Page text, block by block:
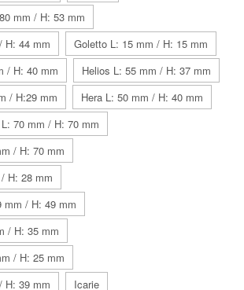
mm / H: 53 mm
H: 44 mm
Goletto L: 15 mm / H: 15 mm
/ H: 40 mm
Helios L: 55 mm / H: 37 mm
/ H:29 mm
Hera L: 50 mm / H: 40 mm
70 mm / H: 70 mm
/ H: 70 mm
H: 28 mm
mm / H: 49 mm
/ H: 35 mm
/ H: 25 mm
H: 39 mm
Icarie